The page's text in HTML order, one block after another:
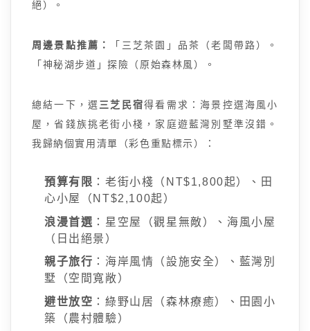
絕）。
周邊景點推薦：
「三芝茶園」品茶（老闆帶路）。
「神秘湖步道」探險（原始森林風）。
總結一下，選三芝民宿得看需求：海景控選海風小
屋，省錢族挑老街小棧，家庭遊藍灣別墅準沒錯。
我歸納個實用清單（彩色重點標示）：
預算有限 ：老街小棧（NT$1,800起）、田
心小屋（NT$2,100起）
浪漫首選 ：星空屋（觀星無敵）、海風小屋
（日出絕景）
親子旅行 ：海岸風情（設施安全）、藍灣別
墅（空間寬敞）
避世放空 ：綠野山居（森林療癒）、田園小
築（農村體驗）